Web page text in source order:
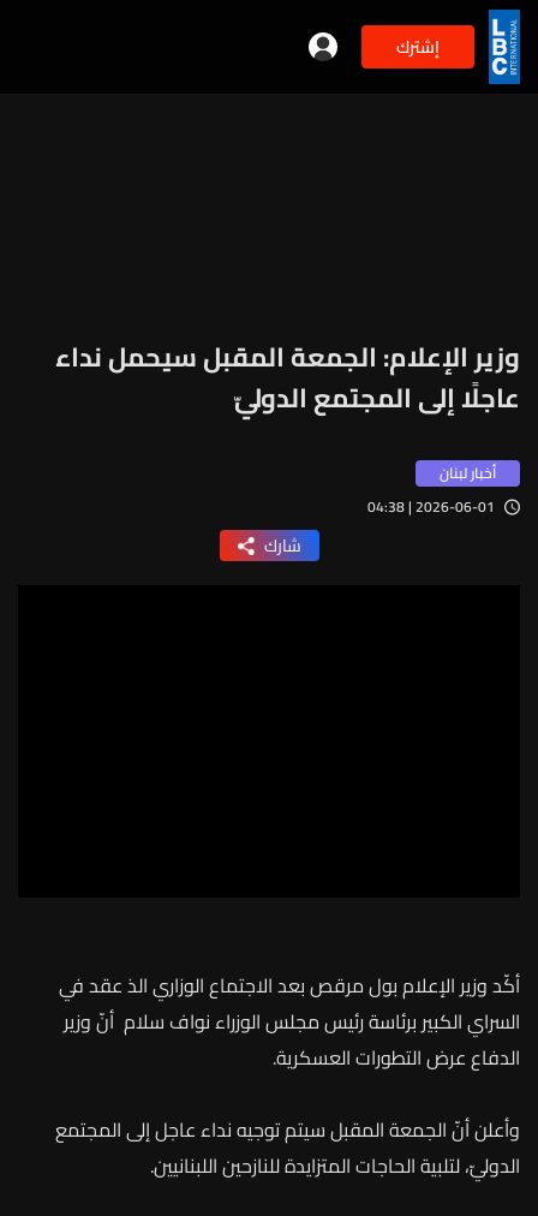
إشترك
وزير الإعلام: الجمعة المقبل سيحمل نداء
عاجلًا إلى المجتمع الدوليّ
أخبار لبنان
2026-06-01 | 04:38
شارك
أكّد وزير الإعلام بول مرقص بعد الاجتماع الوزاري الذ عقد في
السراي الكبير برئاسة رئيس مجلس الوزراء نواف سلام أنّ وزير
الدفاع عرض التطورات العسكرية.
وأعلن أنّ الجمعة المقبل سيتم توجيه نداء عاجل إلى المجتمع
الدوليّ، لتلبية الحاجات المتزايدة للنازحين اللبنانيين.